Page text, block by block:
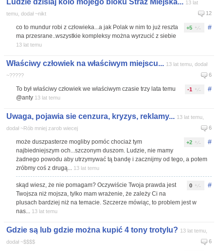
Ludzie dzisiaj kolo mojego bloku Straz Miejska... 13 lat
temu, dodał ~nikt
12
#
+5
co to mundur robi z człowieka...a jak Polak w nim to już reszta
ma przesrane..wszystkie kompleksy można wyrzucić z siebie
13 lat temu
Właściwy człowiek na właściwym miejscu... 13 lat temu, dodał
~?????
6
#
-1
To był właściwy człowiek we właściwym czasie trzy lata temu
@anty 13 lat temu
Uwaga, pojawia sie cenzura, kryzys, reklamy... 13 lat temu,
dodał ~Rób mniej zarob wiecej
6
#
+2
może duszpasterze mogliby pomóc chociaż tym
najbiedniejszym och...szczonym duszom. Ludzie, nie mamy
żadnego powodu aby utrzymywać tą bandę i zacznijmy od tego, a potem
zróbmy coś z drugą... 13 lat temu
#
0
skąd wiesz, że nie pomagam? Oczywiście Twoja prawda jest
Twojsza niż mojsza, tylko mam wrażenie, że zależy Ci na
plusach bardziej niż na temacie. Szczerze mówiąc, to problem jest w
nas... 13 lat temu
Gdzie są lub gdzie można kupić 4 tony trotylu? 13 lat temu,
dodał ~$$$$
6